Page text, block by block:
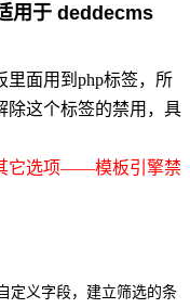
用于 deddecms
里面用到php标签，所
除这个标签的禁用，具
选项——模板引擎禁
定义字段，建立筛选的条